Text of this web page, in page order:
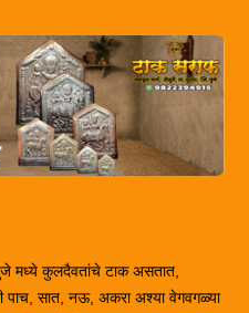
पुजे मध्ये कुलदैवतांचे टाक असतात,
पाच, सात, नऊ, अकरा अश्या वेगवगळ्या